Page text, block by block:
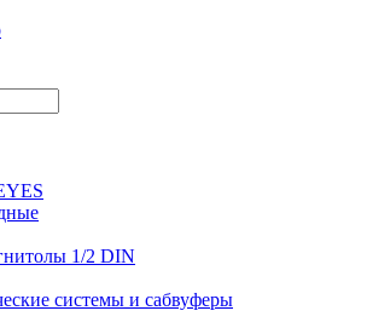
1/2 DIN
системы и сабвуферы